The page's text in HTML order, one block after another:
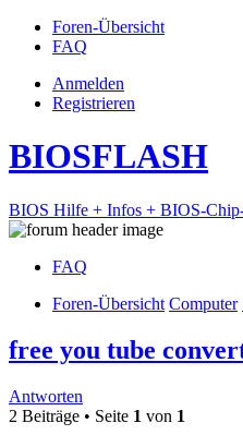
Foren-Übersicht
FAQ
Anmelden
Registrieren
BIOSFLASH
BIOS Hilfe + Infos + BIOS-
FAQ
Foren-Übersicht Computer
free you tube
Antworten
2 Beiträge • Seite 1 von 1